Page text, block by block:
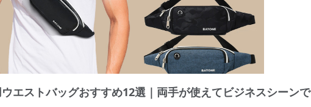
エストバッグおすすめ12選｜両手が使えてビジネスシーン